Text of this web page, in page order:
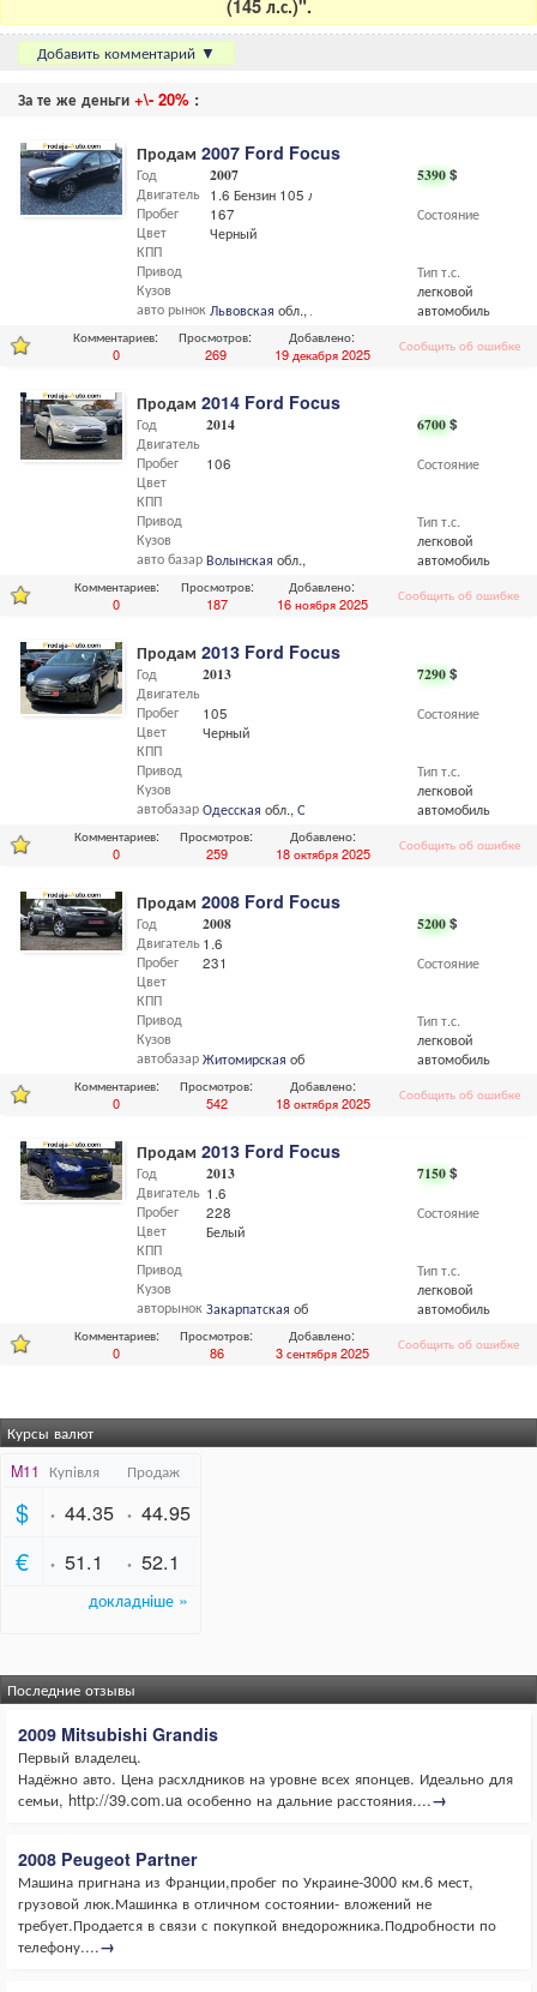
(145 л.с.)".
Добавить комментарий ▼
За те же деньги +\- 20% :
Продам 2007 Ford Focus
5390$
Состояние
Тип т.с.
легковой
автомобиль
Год
Двигатель
Пробег
Цвет
КПП
Привод
Кузов
авто рынок
2007
1.6 Бензин 105 л.с
167
Черный
Львовская обл.,Львов
Комментариев:
0
Просмотров:
269
Добавлено:
19 декабря 2025
Сообщить об ошибке
Продам 2014 Ford Focus
6700$
Состояние
Тип т.с.
легковой
автомобиль
Год
Двигатель
Пробег
Цвет
КПП
Привод
Кузов
авто базар
2014
106
Волынская обл.,
Комментариев:
0
Просмотров:
187
Добавлено:
16 ноября 2025
Сообщить об ошибке
Продам 2013 Ford Focus
7290$
Состояние
Тип т.с.
легковой
автомобиль
Год
Двигатель
Пробег
Цвет
КПП
Привод
Кузов
автобазар
2013
105
Черный
Одесская обл.,Одесса
Комментариев:
0
Просмотров:
259
Добавлено:
18 октября 2025
Сообщить об ошибке
Продам 2008 Ford Focus
5200$
Состояние
Тип т.с.
легковой
автомобиль
Год
Двигатель
Пробег
Цвет
КПП
Привод
Кузов
автобазар
2008
1.6
231
Житомирская обл.,
Комментариев:
0
Просмотров:
542
Добавлено:
18 октября 2025
Сообщить об ошибке
Продам 2013 Ford Focus
7150$
Состояние
Тип т.с.
легковой
автомобиль
Год
Двигатель
Пробег
Цвет
КПП
Привод
Кузов
авторынок
2013
1.6
228
Белый
Закарпатская обл.,
Комментариев:
0
Просмотров:
86
Добавлено:
3 сентября 2025
Сообщить об ошибке
Курсы валют
Последние отзывы
2009 Mitsubishi Grandis
Первый владелец.
Надёжно авто. Цена расхлдников на уровне всех японцев. Идеально для
семьи, http://39.com.ua особенно на дальние расстояния....→
2008 Peugeot Partner
Машина пригнана из Франции,пробег по Украине-3000 км.6 мест,
грузовой люк.Машинка в отличном состоянии- вложений не
требует.Продается в связи с покупкой внедорожника.Подробности по
телефону....→